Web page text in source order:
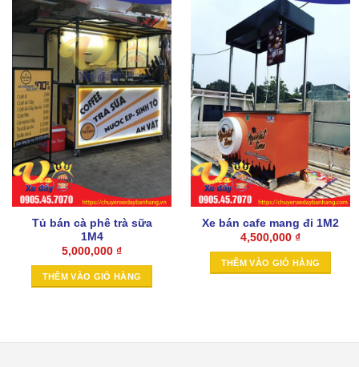
Tủ bán cà phê trà sữa
1M4
5,000,000 ₫
THÊM VÀO GIỎ HÀNG
Xe bán cafe mang đi 1M2
4,500,000 ₫
THÊM VÀO GIỎ HÀNG